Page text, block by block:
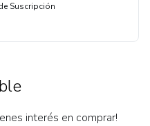
Suscripción
interés en comprar!